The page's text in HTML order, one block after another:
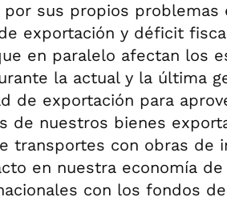
por sus propios problemas
exportación y déficit
en paralelo afectan los
la actual y la última
de exportación para
de nuestros bienes
transportes con obras de
en nuestra economía
con los fondos